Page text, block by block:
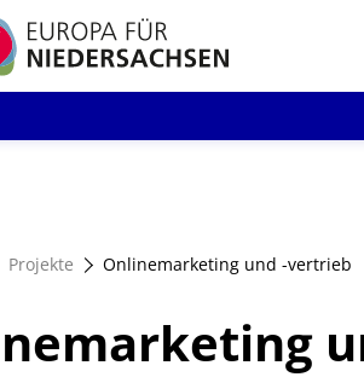
Projekte Onlinemarketing und -vertrieb